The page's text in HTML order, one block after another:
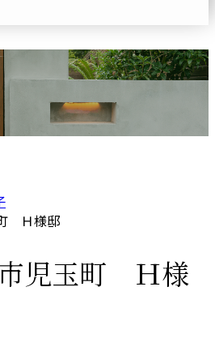
Ｈ様邸
児玉町 Ｈ様